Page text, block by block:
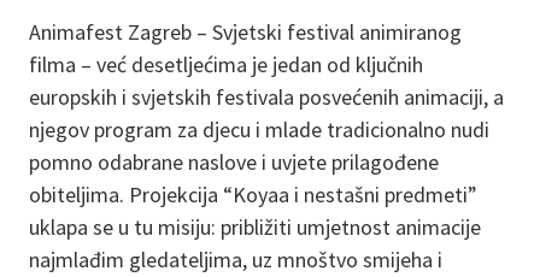
Animafest Zagreb – Svjetski festival animiranog
filma – već desetljećima je jedan od ključnih
europskih i svjetskih festivala posvećenih animaciji, a
njegov program za djecu i mlade tradicionalno nudi
pomno odabrane naslove i uvjete prilagođene
obiteljima. Projekcija “Koyaa i nestašni predmeti”
uklapa se u tu misiju: približiti umjetnost animacije
najmlađim gledateljima, uz mnoštvo smijeha i